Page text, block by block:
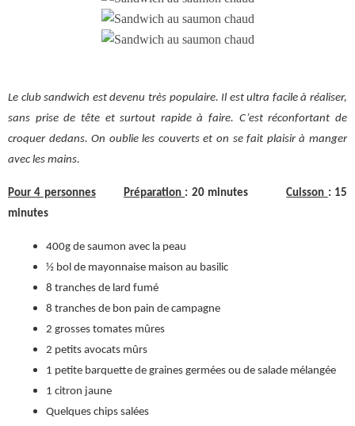
Le club sandwich est devenu très populaire. Il est ultra facile à réaliser,
sans prise de tête et surtout rapide à faire. C’est réconfortant de
croquer dedans. On oublie les couverts et on se fait plaisir à manger
avec les mains.
Pour 4 personnes Préparation : 20 minutesCuisson : 15
minutes
400g de saumon avec la peau
½ bol de mayonnaise maison au basilic
8 tranches de lard fumé
8 tranches de bon pain de campagne
2 grosses tomates mûres
2 petits avocats mûrs
1 petite barquette de graines germées ou de salade mélangée
1 citron jaune
Quelques chips salées